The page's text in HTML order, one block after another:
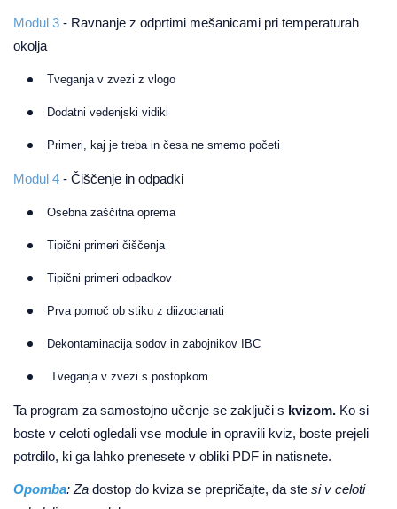
Modul 3 - Ravnanje z odprtimi mešanicami pri temperaturah
okolja
Tveganja v zvezi z vlogo
Dodatni vedenjski vidiki
Primeri, kaj je treba in česa ne smemo početi
Modul 4 - Čiščenje in odpadki
Osebna zaščitna oprema
Tipični primeri čiščenja
Tipični primeri odpadkov
Prva pomoč ob stiku z diizocianati
Dekontaminacija sodov in zabojnikov IBC
Tveganja v zvezi s postopkom
Ta program za samostojno učenje se zaključi s kvizom. Ko si
boste v celoti ogledali vse module in opravili kviz, boste prejeli
potrdilo, ki ga lahko prenesete v obliki PDF in natisnete.
Opomba: Za dostop do kviza se prepričajte, da ste si v celoti